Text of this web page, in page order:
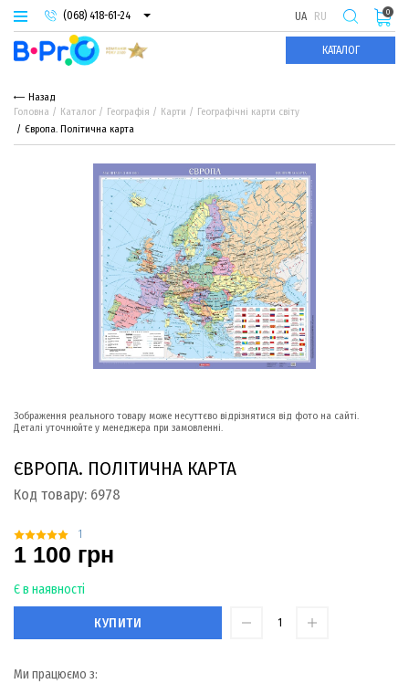
(068) 418-61-24
(093) 974-66-94
(095) 987-29-55
UA RU
КАТАЛОГ
0
Назад
Головна
Каталог Географія Карти
Географічні карти світу
Європа. Політична карта
Зображення реального товару може несуттєво відрізнятися від фото на сайті.
Деталі уточнюйте у менеджера при замовленні.
ЄВРОПА. ПОЛІТИЧНА КАРТА
Код товару: 6978
1
1 100 грн
Є в наявності
КУПИТИ
Ми працюємо з: